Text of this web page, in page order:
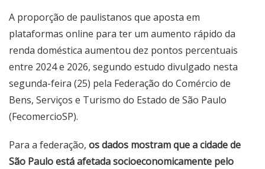
A proporção de paulistanos que aposta em
plataformas online para ter um aumento rápido da
renda doméstica aumentou dez pontos percentuais
entre 2024 e 2026, segundo estudo divulgado nesta
segunda-feira (25) pela Federação do Comércio de
Bens, Serviços e Turismo do Estado de São Paulo
(FecomercioSP).
Para a federação, os dados mostram que a cidade de
São Paulo está afetada socioeconomicamente pelo